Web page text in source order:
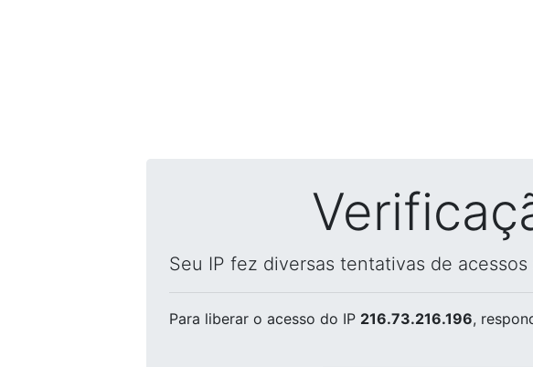
Seu IP fez diversas tentativas de
Para liberar o acesso do IP 216.73.216.196,